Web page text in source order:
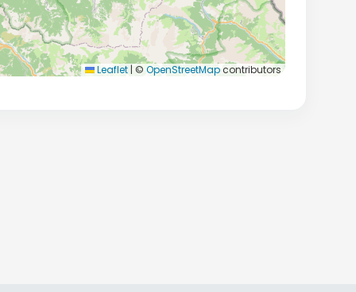
Leaflet | © OpenStreetMapcontributors